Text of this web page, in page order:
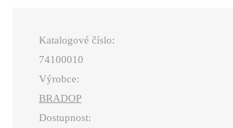
Katalogové číslo:
74100010
Výrobce:
BRADOP
Dostupnost: